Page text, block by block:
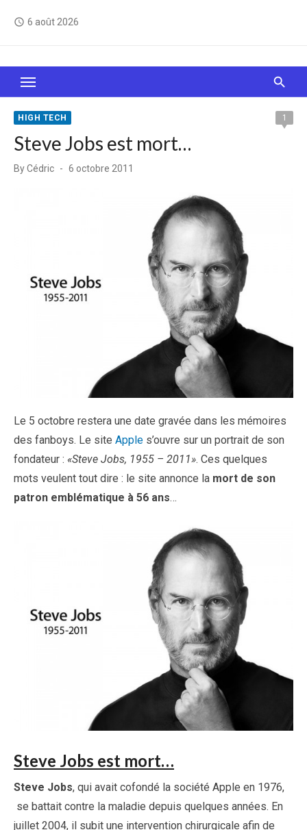
access_time 6 août 2026
Le Web, c'est comme une boîte de chocolats… On
sait jamais sur quoi on va tomber !
HIGH TECH 1
Steve Jobs est mort…
ByCédric
Posted
6 octobre 2011
Le 5 octobre restera une date gravée dans les mémoires
des fanboys. Le site Apple s’ouvre sur un portrait de son
fondateur : «Steve Jobs, 1955 – 2011». Ces quelques
mots veulent tout dire : le site annonce la mort de son
patron emblématique à 56 ans…
Steve Jobs est mort…
Steve Jobs, qui avait cofondé la société Apple en 1976,
se battait contre la maladie depuis quelques années. En
juillet 2004, il subit une intervention chirurgicale afin de